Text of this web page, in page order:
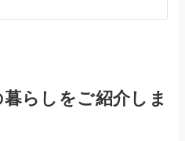
らしをご紹介しま